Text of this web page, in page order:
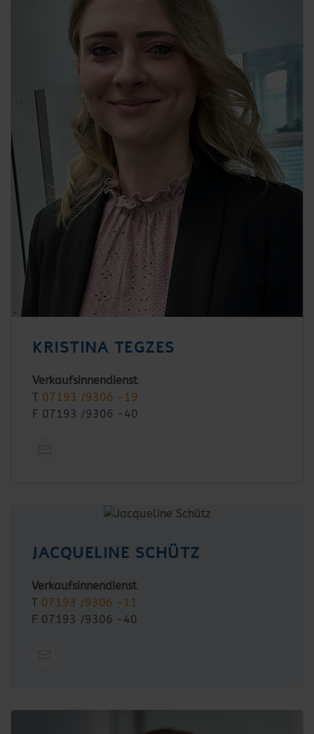
KRISTINA TEGZES
Verkaufsinnendienst
T 07193 /9306 -19
F 07193 /9306 -40
JACQUELINE SCHÜTZ
Verkaufsinnendienst
T 07193 /9306 -11
F 07193 /9306 -40